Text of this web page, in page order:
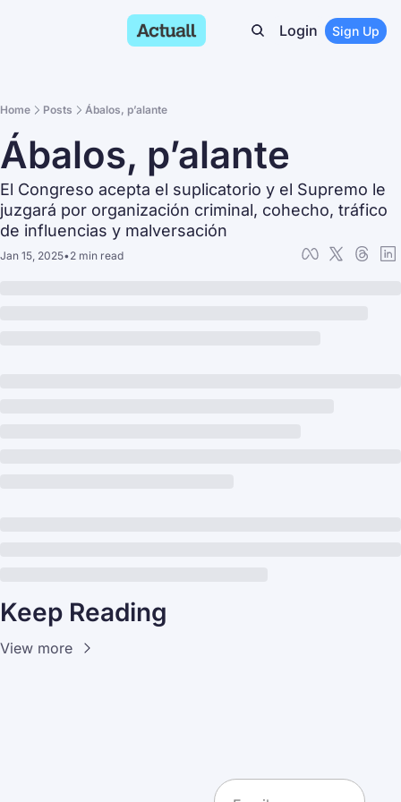
Login Sign Up
Home Posts Ábalos, p’alante
Ábalos, p’alante
El Congreso acepta el suplicatorio y el Supremo le
juzgará por organización criminal, cohecho, tráfico
de influencias y malversación
Jan 15, 2025•2 min read
Keep Reading
View more